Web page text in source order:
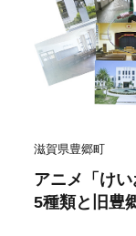
滋賀県豊郷町
アニメ「け
5種類と旧豊
ト 豊郷町限